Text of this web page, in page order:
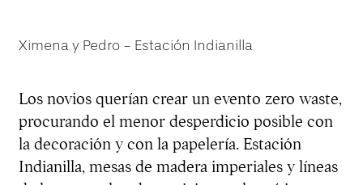
Ximena y Pedro - Estación Indianilla
Los novios querían crear un evento zero waste,
procurando el menor desperdicio posible con
la decoración y con la papelería. Estación
Indianilla, mesas de madera imperiales y líneas